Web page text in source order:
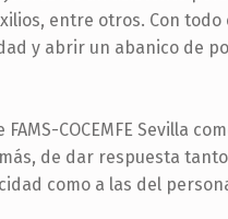
entre otros. Con todo
y abrir un abanico de
COCEMFE Sevilla
de dar respuesta
como a las del